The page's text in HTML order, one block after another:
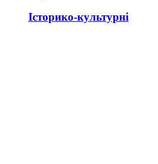
Історико-культурні